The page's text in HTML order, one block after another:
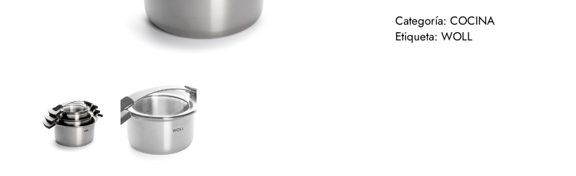
cantidad
Categoría: COCINA
Etiqueta: WOLL